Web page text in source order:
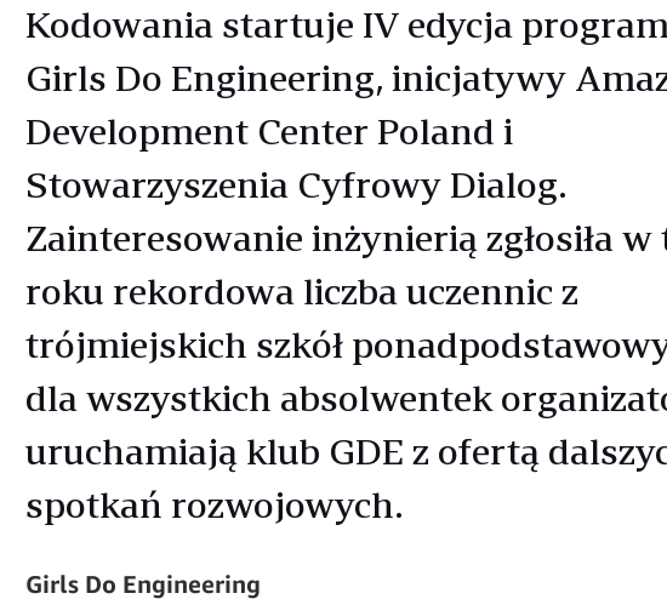
Kodowania startuje IV edycja
Girls Do Engineering, inicjatywy
Development Center Poland i
Stowarzyszenia Cyfrowy Dialog.
Zainteresowanie inżynierią zgłosiła
roku rekordowa liczba uczennic z
trójmiejskich szkół
dla wszystkich absolwentek
uruchamiają klub GDE z ofertą
spotkań rozwojowych.
Girls Do Engineering